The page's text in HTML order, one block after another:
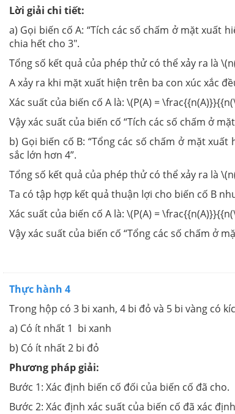
Lời giải chi tiết:
a) Gọi biến cố A: “Tích các số chấm ở mặt xuất
chia hết cho 3".
Tổng số kết quả của phép thử có thể xảy ra là
A xảy ra khi mặt xuất hiện trên ba con xúc xắc
Xác suất của biến cố A là: \(P(A) =
Vậy xác suất của biến cố “Tích các số chấm ở
b) Gọi biến cố B: “Tổng các số chấm ở mặt
sắc lớn hơn 4”.
Tổng số kết quả của phép thử có thể xảy ra là
Ta có tập hợp kết quả thuận lợi cho biến cố B
Xác suất của biến cố A là: \(P(A) =
Vậy xác suất của biến cố “Tổng các số chấm ở
Thực hành 4
Trong hộp có 3 bi xanh, 4 bi đỏ và 5 bi vàng có
a) Có ít nhất 1 bi xanh
b) Có ít nhất 2 bi đỏ
Phương pháp giải:
Bước 1: Xác định biến cố đối của biến cố đã cho.
Bước 2: Xác định xác suất của biến cố đã xác